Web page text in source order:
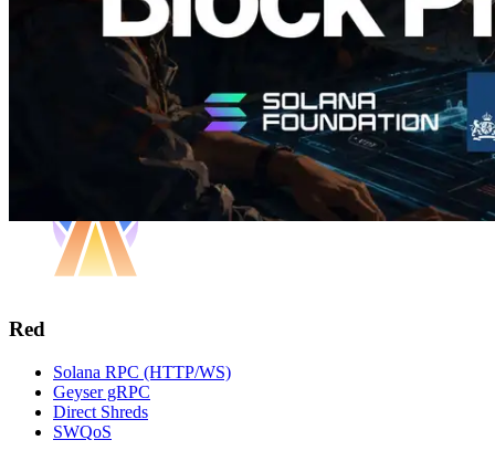
Red
Solana RPC (HTTP/WS)
Geyser gRPC
Direct Shreds
SWQoS